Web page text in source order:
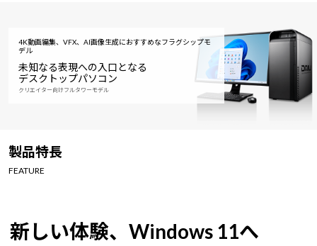
4K動画編集、VFX、AI画像生成におすすめなフラグシップモ
デル
未知なる表現への入口となる
デスクトップパソコン
クリエイター向けフルタワーモデル
製品特長
FEATURE
新しい体験、Windows 11へ